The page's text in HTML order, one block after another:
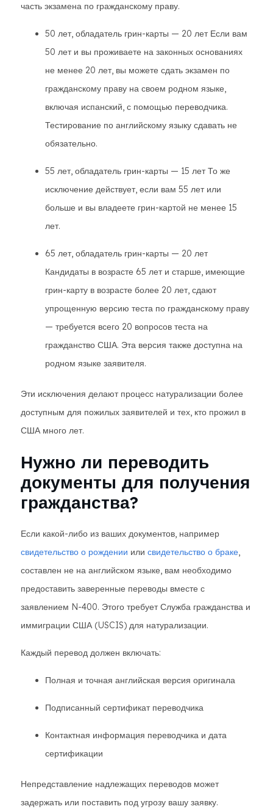
часть экзамена по гражданскому праву.
50 лет, обладатель грин-карты — 20 лет Если вам
50 лет и вы проживаете на законных основаниях
не менее 20 лет, вы можете сдать экзамен по
гражданскому праву на своем родном языке,
включая испанский, с помощью переводчика.
Тестирование по английскому языку сдавать не
обязательно.
55 лет, обладатель грин-карты — 15 лет То же
исключение действует, если вам 55 лет или
больше и вы владеете грин-картой не менее 15
лет.
65 лет, обладатель грин-карты — 20 лет
Кандидаты в возрасте 65 лет и старше, имеющие
грин-карту в возрасте более 20 лет, сдают
упрощенную версию теста по гражданскому праву
— требуется всего 20 вопросов теста на
гражданство США. Эта версия также доступна на
родном языке заявителя.
Эти исключения делают процесс натурализации более
доступным для пожилых заявителей и тех, кто прожил в
США много лет.
Нужно ли переводить
документы для получения
гражданства?
Если какой-либо из ваших документов, например
свидетельство о рождении или свидетельство о браке,
составлен не на английском языке, вам необходимо
предоставить заверенные переводы вместе с
заявлением N-400. Этого требует Служба гражданства и
иммиграции США (USCIS) для натурализации.
Каждый перевод должен включать:
Полная и точная английская версия оригинала
Подписанный сертификат переводчика
Контактная информация переводчика и дата
сертификации
Непредставление надлежащих переводов может
задержать или поставить под угрозу вашу заявку.